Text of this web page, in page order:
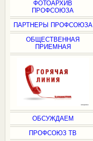
ФОТОАРХИВ
ПРОФСОЮЗА
ПАРТНЕРЫ ПРОФСОЮЗА
ОБЩЕСТВЕННАЯ
ПРИЕМНАЯ
ОБСУЖДАЕМ
ПРОФСОЮЗ ТВ